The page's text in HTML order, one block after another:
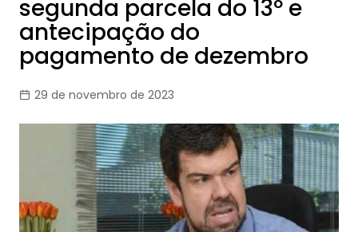
segunda parcela do 13º e
antecipação do
pagamento de dezembro
29 de novembro de 2023